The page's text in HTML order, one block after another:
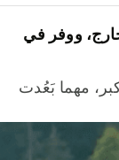
ووفر في
مهما بَعُدت